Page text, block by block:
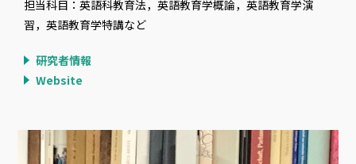
担当科目：英語科教育法，英語教育学概論，英語教育学演
習，英語教育学特講など
研究者情報
Website